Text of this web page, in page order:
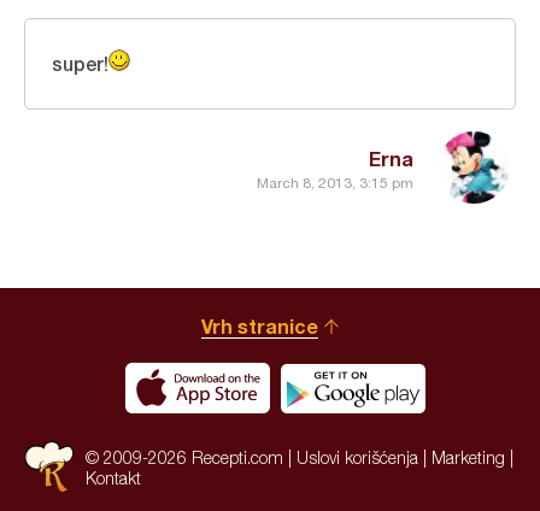
Erna
March 8, 2013, 3:15 pm
super!
Vrh stranice
© 2009-2026 Recepti.com | Uslovi korišćenja Marketing
Kontakt